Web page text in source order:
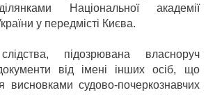
Національної академії
у передмісті Києва.
підозрювана власноруч
від імені інших осіб, що
висновками судово-почеркознавчих